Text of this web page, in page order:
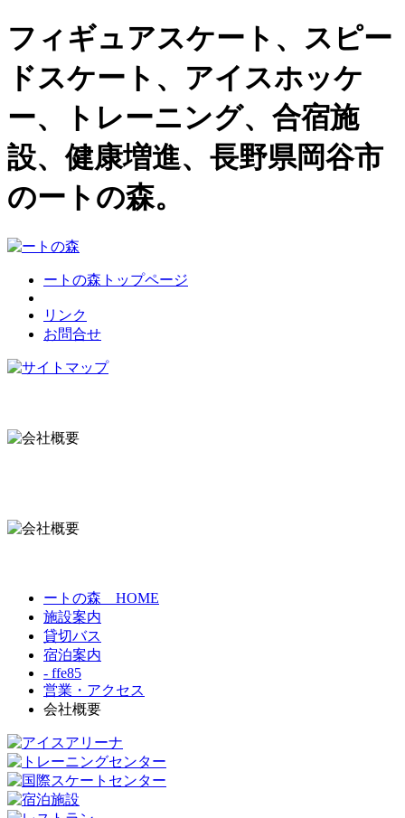
フィギュアスケート、スピー
ドスケート、アイスホッケ
ー、トレーニング、合宿施
設、健康増進、長野県岡谷市
のートの森。
ートの森トップページ
リンク
お問合せ
ートの森 HOME
施設案内
貸切バス
宿泊案内
- ffe85
営業・アクセス
会社概要